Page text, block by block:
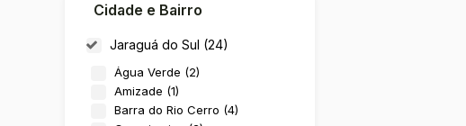
Cidade e Bairro
Jaraguá do Sul (24)
Água Verde (2)
Amizade (1)
Barra do Rio Cerro (4)